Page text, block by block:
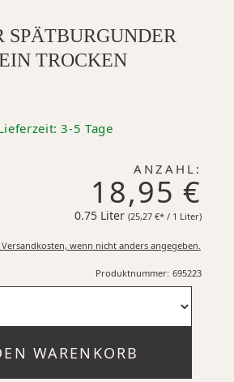
SPÄTBURGUNDER
TROCKEN
3-5 Tage
ANZAHL:
18,95 €
0.75 Liter (25,27 €* / 1 Liter)25,27
wenn nicht anders angegeben.
Produktnummer: 695223
WARENKORB